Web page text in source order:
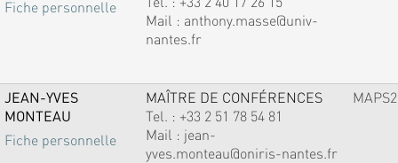
Fiche personnelle
Mail : anthony.masse@univ-
nantes.fr
JEAN-YVES
MONTEAU
Fiche personnelle
MAÎTRE DE CONFÉRENCES
Tel. : +33 2 51 78 54 81
Mail : jean-
yves.monteau@oniris-nantes.fr
MAPS2